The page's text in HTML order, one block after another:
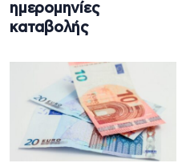
ημερομηνίες
καταβολής